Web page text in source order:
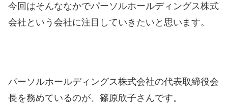
今回はそんななかでパーソルホールディングス株式
会社という会社に注目していきたいと思います。
パーソルホールディングス株式会社の代表取締役会
長を務めているのが、篠原欣子さんです。